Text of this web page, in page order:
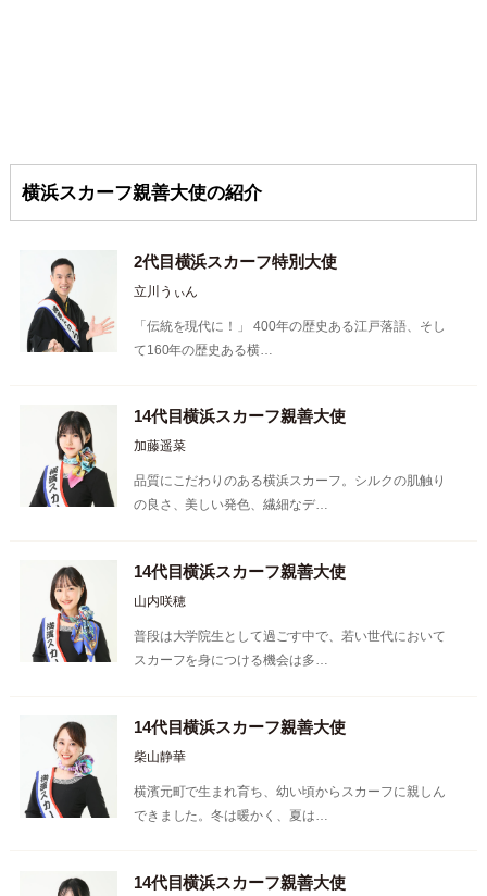
横浜スカーフ親善大使の紹介
2代目横浜スカーフ特別大使
立川うぃん
「伝統を現代に！」 400年の歴史ある江戸落語、そし
て160年の歴史ある横…
14代目横浜スカーフ親善大使
加藤遥菜
品質にこだわりのある横浜スカーフ。シルクの肌触り
の良さ、美しい発色、繊細なデ…
14代目横浜スカーフ親善大使
山内咲穂
普段は大学院生として過ごす中で、若い世代において
スカーフを身につける機会は多…
14代目横浜スカーフ親善大使
柴山静華
横濱元町で生まれ育ち、幼い頃からスカーフに親しん
できました。冬は暖かく、夏は…
14代目横浜スカーフ親善大使